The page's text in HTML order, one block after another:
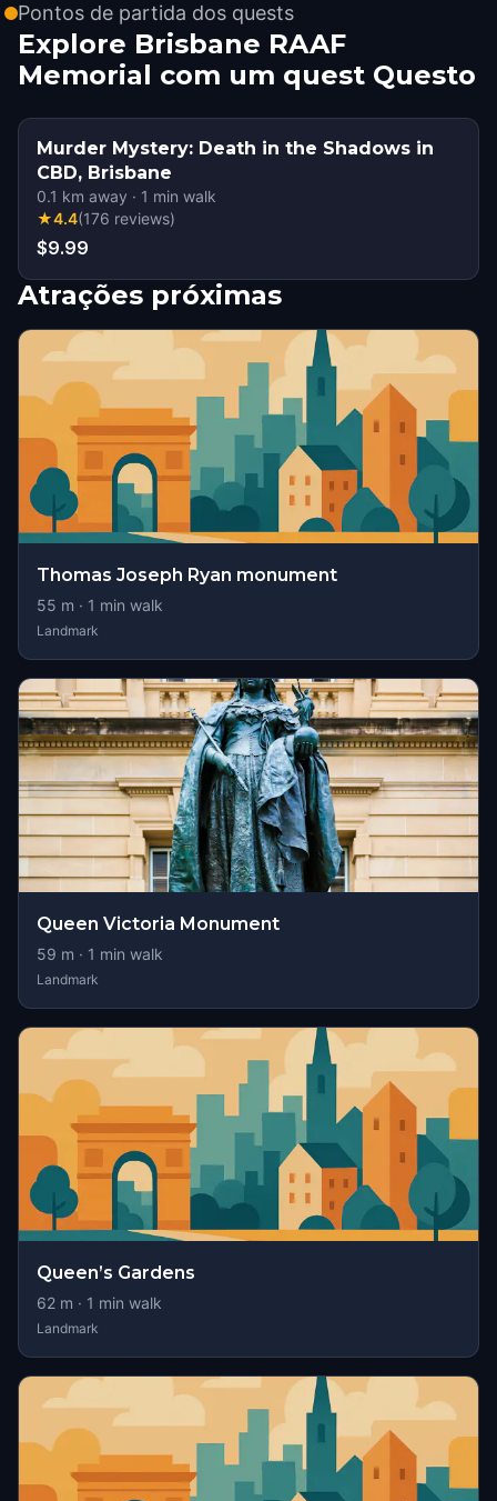
Pontos de partida dos quests
Explore Brisbane RAAF
Memorial com um quest Questo
Murder Mystery: Death in the Shadows in
CBD, Brisbane
0.1 km away · 1 min walk
★4.4(176 reviews)
$9.99
Atrações próximas
Thomas Joseph Ryan monument
55 m · 1 min walk
Landmark
Queen Victoria Monument
59 m · 1 min walk
Landmark
Queen’s Gardens
62 m · 1 min walk
Landmark